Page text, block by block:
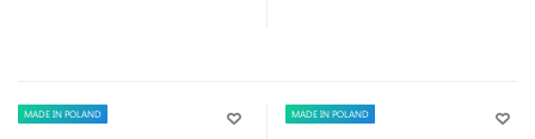
MADE IN POLAND MADE IN POLAND